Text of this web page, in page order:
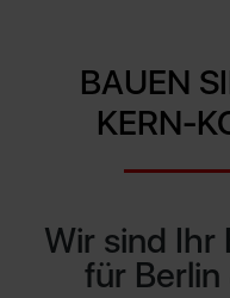
BAUEN
KERN-
Wir sind Ihr
für